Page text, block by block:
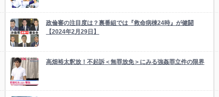
政倫審の注目度は？裏番組では『救命病棟24時』が健闘
【2024年2月29日】
高畑裕太釈放！不起訴＜無罪放免＞にみる強姦罪立件の限界